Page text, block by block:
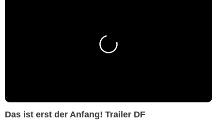
Das ist erst der Anfang! Trailer DF